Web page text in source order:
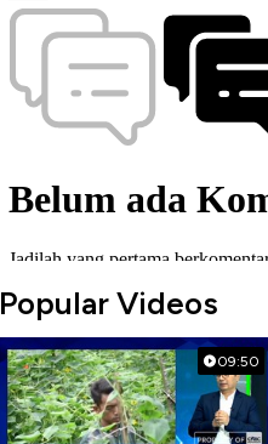
Popular Videos
09:50